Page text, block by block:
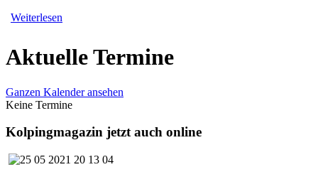
Weiterlesen
Aktuelle Termine
Ganzen Kalender ansehen
Keine Termine
Kolpingmagazin jetzt auch online